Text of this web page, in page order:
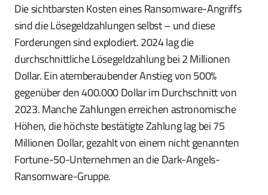
Die sichtbarsten Kosten eines Ransomware-Angriffs
sind die Lösegeldzahlungen selbst – und diese
Forderungen sind explodiert. 2024 lag die
durchschnittliche Lösegeldzahlung bei 2 Millionen
Dollar. Ein atemberaubender Anstieg von 500%
gegenüber den 400.000 Dollar im Durchschnitt von
2023. Manche Zahlungen erreichen astronomische
Höhen, die höchste bestätigte Zahlung lag bei 75
Millionen Dollar, gezahlt von einem nicht genannten
Fortune-50-Unternehmen an die Dark-Angels-
Ransomware-Gruppe.